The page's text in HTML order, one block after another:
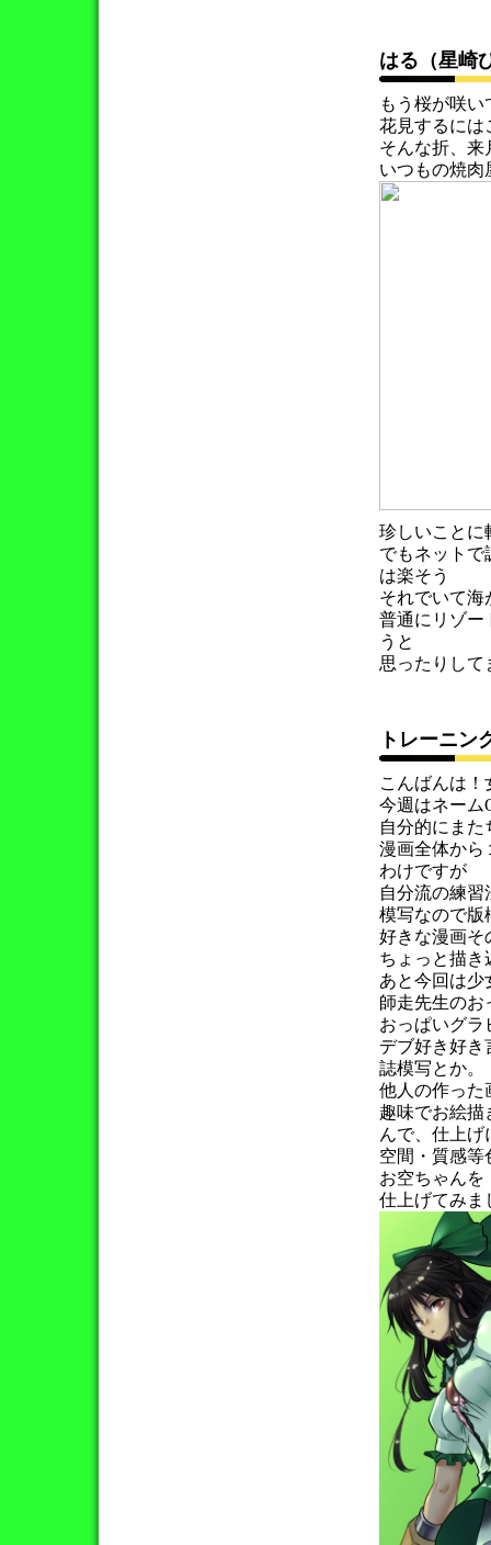
はる（星崎
もう桜が咲
花見するには
そんな折、来
いつもの焼肉
珍しいことに
でもネットで
は楽そう
それでいて海
普通にリゾー
うと
思ったりして
トレーニ
こんばんは
今週はネーム
自分的にま
漫画全体から
わけですが
自分流の練習
模写なので版
好きな漫画そ
ちょっと描き
あと今回は少
師走先生のお
おっぱいグラ
デブ好き好き
誌模写とか。
他人の作った
趣味でお絵描
んで、仕上
空間・質感等
お空ちゃんを
仕上げてみま